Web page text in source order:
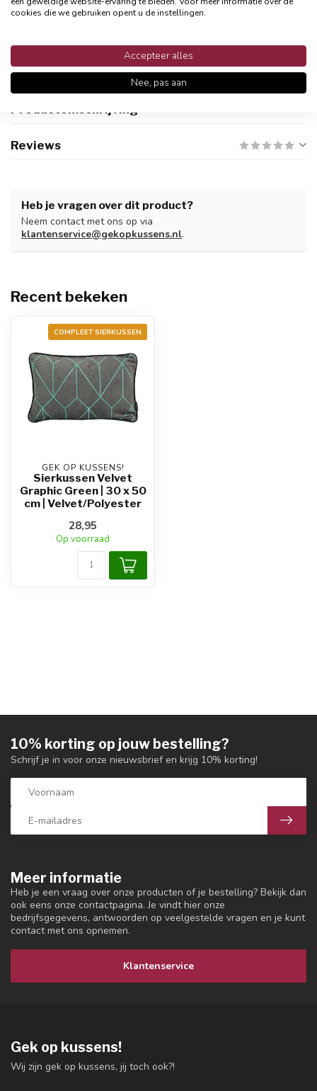
Productomschrijving
Reviews
Heb je vragen over dit product?
Neem contact met ons op via
klantenservice@gekopkussens.nl.
Recent bekeken
COMPLEET SIERKUSSEN
GEK OP KUSSENS!
Sierkussen Velvet
Graphic Green | 30 x 50
cm | Velvet/Polyester
28,95
Op voorraad
Meer informatie
Heb je een vraag over onze producten of je bestelling? Bekijk dan
ook eens onze contactpagina. Je vindt hier onze
bedrijfsgegevens, antwoorden op veelgestelde vragen en je kunt
contact met ons opnemen.
Klantenservice
10% korting op jouw bestelling?
Schrijf je in voor onze nieuwsbrief en krijg 10% korting!
Gek op kussens!
Wij zijn gek op kussens, jij toch ook?!
cookies die we gebruiken opent u de instellingen.
Accepteer alles
Nee, pas aan